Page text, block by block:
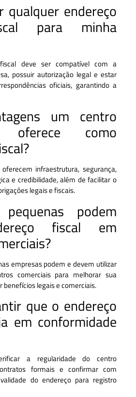
qualquer endereço
para minha
deve ser compatível com a
possuir autorização legal e estar
oficiais, garantindo a
um centro
oferece como
infraestrutura, segurança,
e credibilidade, além de facilitar o
legais e fiscais.
pequenas podem
fiscal em
empresas podem e devem utilizar
comerciais para melhorar sua
benefícios legais e comerciais.
que o endereço
em conformidade
a regularidade do centro
formais e confirmar com
do endereço para registro